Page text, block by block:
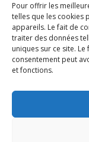
Pour offrir les
telles que les cookies
appareils. Le fait de
traiter des données
uniques sur ce site.
consentement peut
et fonctions.